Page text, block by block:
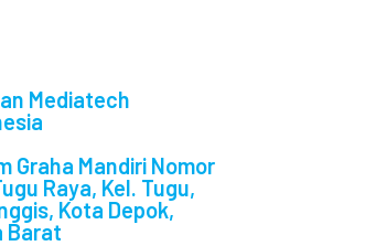
Mediatech
Graha Mandiri Nomor
Raya, Kel. Tugu,
Kota Depok,
Barat